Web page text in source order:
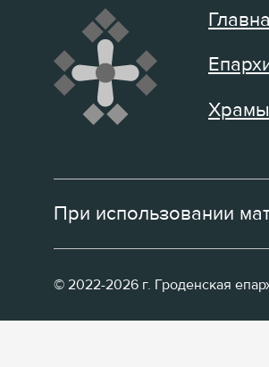
Храмы
При использовании
© 2022-2026 г. Гроденская